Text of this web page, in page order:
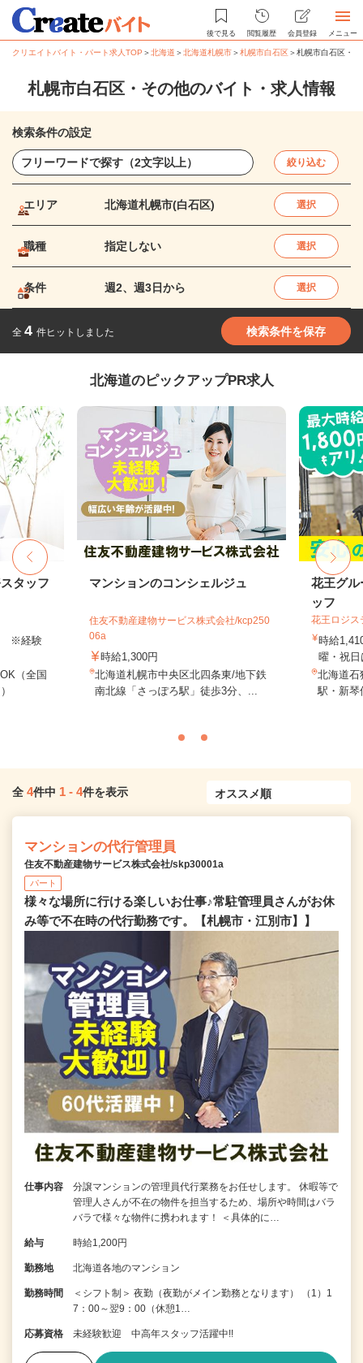
後で見る 閲覧履歴 会員登録 メニュー
クリエイトバイト・パート求人TOP ＞北海道 ＞北海道札幌市＞札幌市白石区＞札幌市白石区・
札幌市白石区・その他のバイト・求人情報
検索条件の設定
絞り込む
エリア 北海道札幌市(白石区) 選択
職種 指定しない 選択
条件 週2、週3日から 選択
全 4 件ヒットしました 検索条件を保存
北海道のピックアップPR求人
タッフ
※経験
（全国
マンションのコンシェルジュ
住友不動産建物サービス株式会社/kcp250
06a
時給1,300円
北海道札幌市中央区北四条東/地下鉄
南北線「さっぽろ駅」徒歩3分、...
花王グル
ッフ
花王ロジ
時給
曜・祝
北海道石
駅・新琴
全 4件中 1 - 4件を表示
マンションの代行管理員
住友不動産建物サービス株式会社/skp30001a
パート
様々な場所に行ける楽しいお仕事♪常駐管理員さんがお休
み等で不在時の代行勤務です。【札幌市・江別市】】
仕事内容
分譲マンションの管理員代行業務をお任せします。 休暇等で
管理人さんが不在の物件を担当するため、場所や時間はバラ
バラで様々な物件に携われます！ ＜具体的に…
給与 時給1,200円
勤務地 北海道各地のマンション
勤務時間
＜シフト制＞ 夜勤（夜勤がメイン勤務となります） （1）1
7：00～翌9：00（休憩1…
応募資格 未経験歓迎 中高年スタッフ活躍中!!